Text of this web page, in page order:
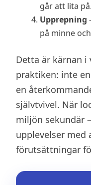
går att lita på.
Upprepning
på minne
Detta är kärnan
praktiken: inte
en
självtvivel. När
miljön sekundär
upplevelser med
förutsättningar